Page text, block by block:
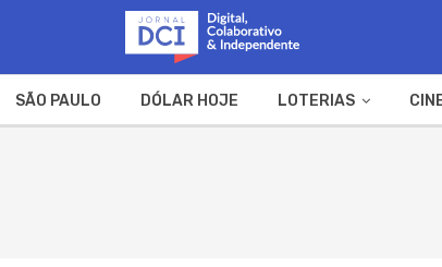
SÃO PAULO DÓLAR HOJE LOTERIAS